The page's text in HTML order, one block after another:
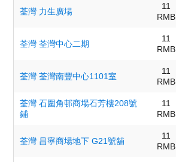
荃灣 力生廣場
11
RMB
荃灣 荃灣中心二期
11
RMB
荃灣 荃灣南豐中心1101室
11
RMB
荃灣 石圍角邨商場石芳樓208號
鋪
11
RMB
荃灣 昌寧商場地下 G21號舖
11
RMB